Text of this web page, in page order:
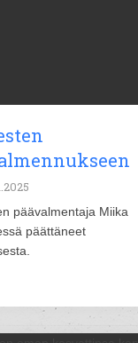
päävalmentaja Miika
päättäneet